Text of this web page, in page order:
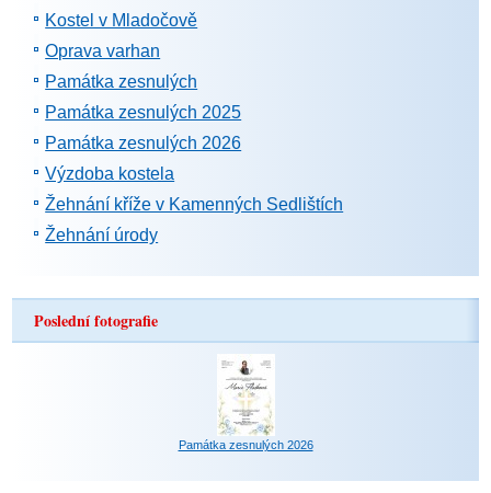
Kostel v Mladočově
Oprava varhan
Památka zesnulých
Památka zesnulých 2025
Památka zesnulých 2026
Výzdoba kostela
Žehnání kříže v Kamenných Sedlištích
Žehnání úrody
Poslední fotografie
Památka zesnulých 2026